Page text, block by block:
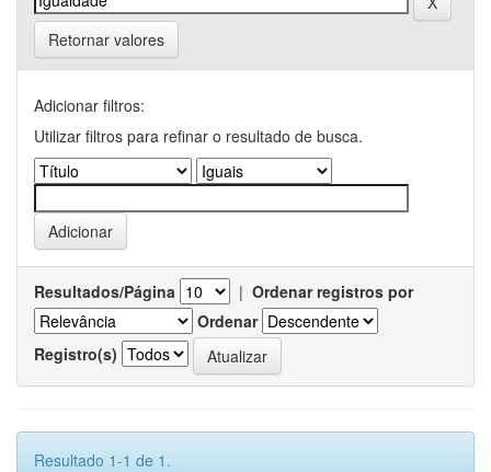
Retornar valores
Adicionar filtros:
Utilizar filtros para refinar o resultado de busca.
Resultados/Página | Ordenar registros por
Ordenar
Registro(s)
Resultado 1-1 de 1.